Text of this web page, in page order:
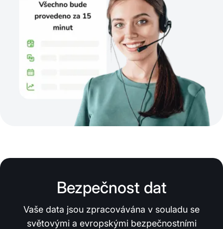
Bezpečnost dat
Vaše data jsou zpracovávána v souladu se
světovými a evropskými bezpečnostními